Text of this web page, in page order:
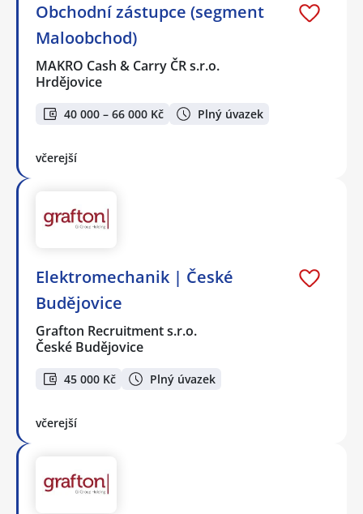
Obchodní zástupce (segment
Maloobchod)
MAKRO Cash & Carry ČR s.r.o.
Hrdějovice
40 000 – 66 000 Kč Plný úvazek
včerejší
Elektromechanik | České
Budějovice
Grafton Recruitment s.r.o.
České Budějovice
45 000 Kč Plný úvazek
včerejší